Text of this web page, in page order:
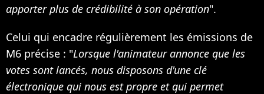
apporter plus de crédibilité à son opération"​.
Celui qui encadre régulièrement les émissions de
M6 précise : "Lorsque l'animateur annonce que les
votes sont lancés, nous disposons d'une clé
électronique qui nous est propre et qui permet